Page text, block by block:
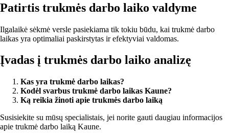
Patirtis trukmės darbo laiko valdyme
Ilgalaikė sėkmė versle pasiekiama tik tokiu būdu, kai trukmė darbo
laikas yra optimaliai paskirstytas ir efektyviai valdomas.
Įvadas į trukmės darbo laiko analizę
Kas yra trukmė darbo laikas?
Kodėl svarbus trukmė darbo laikas Kaune?
Ką reikia žinoti apie trukmės darbo laiką
Susisiekite su mūsų specialistais, jei norite gauti daugiau informacijos
apie trukmė darbo laiką Kaune.